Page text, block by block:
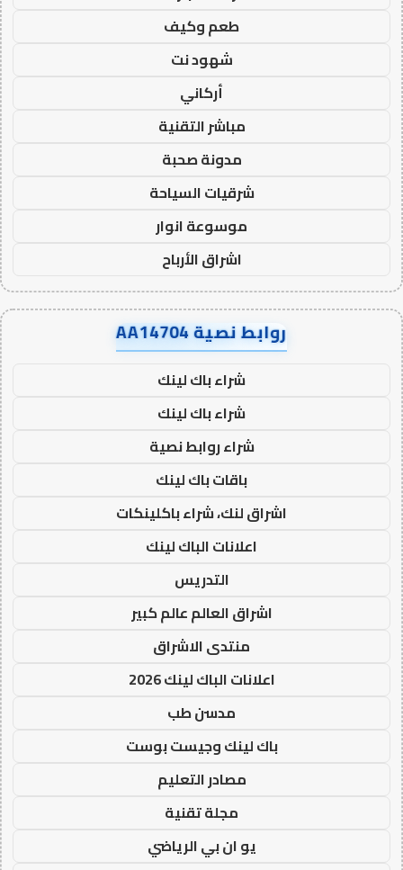
طعم وكيف
شهود نت
أركاني
مباشر التقنية
مدونة صحبة
شرقيات السياحة
موسوعة انوار
اشراق الأرباح
روابط نصية AA14704
شراء باك لينك
شراء باك لينك
شراء روابط نصية
باقات باك لينك
اشراق لنك، شراء باكلينكات
اعلانات الباك لينك
التدريس
اشراق العالم عالم كبير
منتدى الاشراق
اعلانات الباك لينك 2026
مدسن طب
باك لينك وجيست بوست
مصادر التعليم
مجلة تقنية
يو ان بي الرياضي